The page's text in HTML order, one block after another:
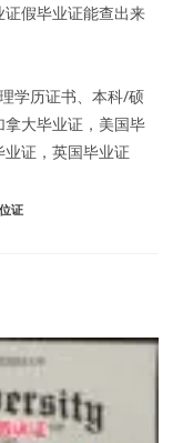
假毕业证能查出来
学历证书、本科/硕
大毕业证，美国毕
证，英国毕业证
证